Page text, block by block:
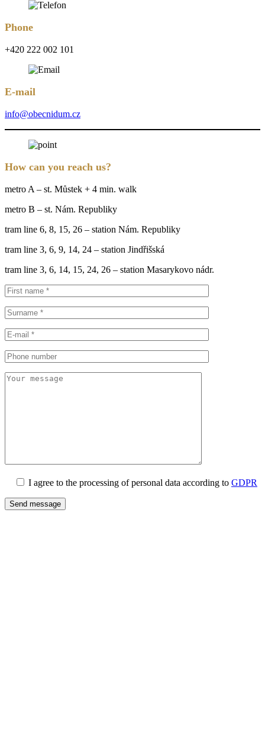
Phone
+420 222 002 101
E-mail
info@obecnidum.cz
How can you reach us?
metro A – st. Můstek + 4 min. walk
metro B – st. Nám. Republiky
tram line 6, 8, 15, 26 – station Nám. Republiky
tram line 3, 6, 9, 14, 24 – station Jindřišská
tram line 3, 6, 14, 15, 24, 26 – station Masarykovo nádr.
I agree to the processing of personal data according to GDPR